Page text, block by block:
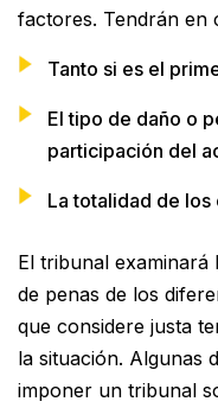
factores. Tendrán en
Tanto si es el
El tipo de daño o
participación del
La totalidad de
El tribunal examinará
de penas de los
que considere justa
la situación. Algunas
imponer un tribunal